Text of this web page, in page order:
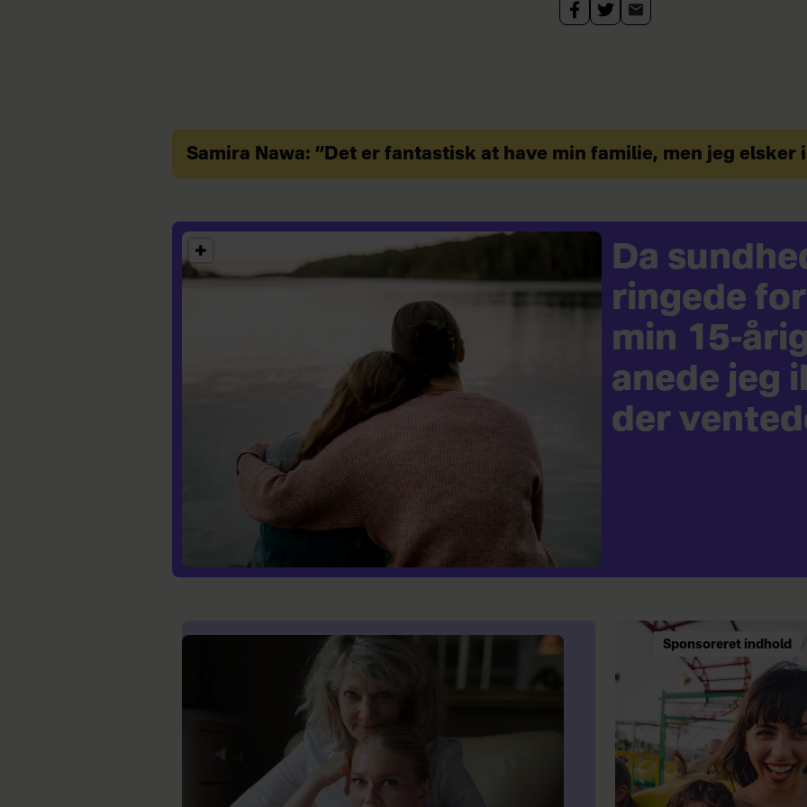
Samira Nawa: ”Det er fantastisk at have min familie, men jeg elsker
Da
ringede
min 15-
anede jeg
der
Sponsoreret indhold